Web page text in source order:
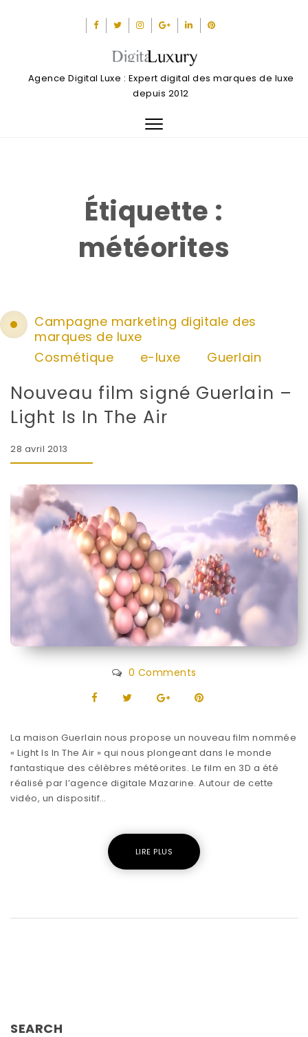
Agence Digital Luxe : Expert digital des marques de luxe
depuis 2012
Toggle
Étiquette :
météorites
Campagne marketing digitale des
marques de luxe
Cosmétique
e-luxe Guerlain
Nouveau film signé Guerlain –
Light Is In The Air
28 avril 2013
0 Comments
La maison Guerlain nous propose un nouveau film nommée
« Light Is In The Air » qui nous plongeant dans le monde
fantastique des célèbres météorites. Le film en 3D a été
réalisé par l’agence digitale Mazarine. Autour de cette
vidéo, un dispositif…
LIRE PLUS
SEARCH